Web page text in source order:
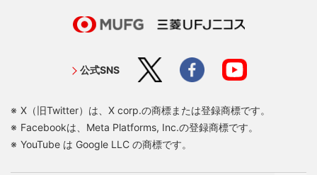
第4期 有価証券報告書
公式SNS
X（旧Twitter）は、X corp.の商標または登録商標です。
Facebookは、Meta Platforms, Inc.の登録商標です。
YouTube は Google LLC の商標です。